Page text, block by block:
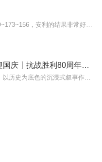
烽火中的守望丨喜迎国庆丨抗战胜利80周年丨广播剧